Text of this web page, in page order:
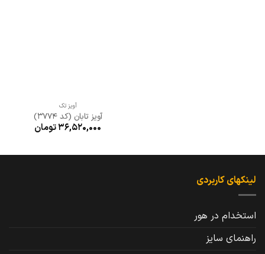
آویز تک
آویز تابان (کد 3774)
36,520,000تومان
لینکهای کاربردی
استخدام در هور
راهنمای سایز